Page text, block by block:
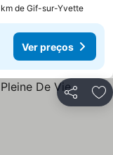
de Gif-sur-Yvette
Ver preços
Partilhar